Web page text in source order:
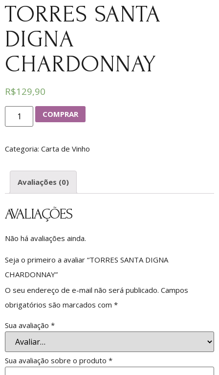
TORRES SANTA
DIGNA
CHARDONNAY
R$129,90
COMPRAR
Categoria: Carta de Vinho
Avaliações (0)
AVALIAÇÕES
Não há avaliações ainda.
Seja o primeiro a avaliar “TORRES SANTA DIGNA
CHARDONNAY”
O seu endereço de e-mail não será publicado. Campos
obrigatórios são marcados com *
Sua avaliação *
Sua avaliação sobre o produto *